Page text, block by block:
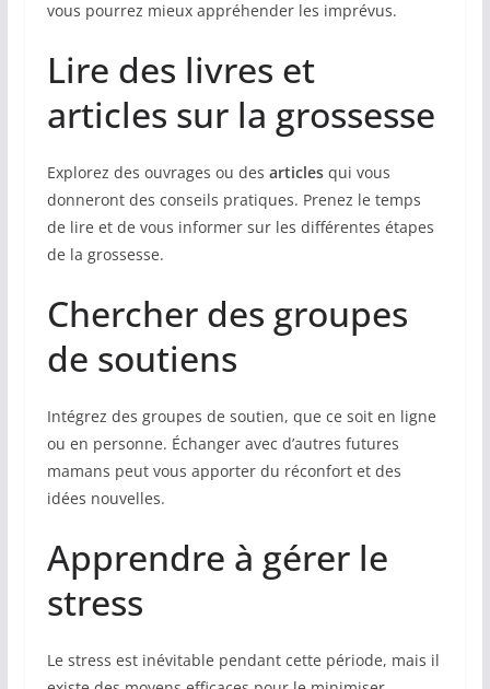
vous pourrez mieux appréhender les imprévus.
Lire des livres et
articles sur la grossesse
Explorez des ouvrages ou des articlesqui vous
donneront des conseils pratiques. Prenez le temps
de lire et de vous informer sur les différentes étapes
de la grossesse.
Chercher des groupes
de soutiens
Intégrez des groupes de soutien, que ce soit en ligne
ou en personne. Échanger avec d’autres futures
mamans peut vous apporter du réconfort et des
idées nouvelles.
Apprendre à gérer le
stress
Le stress est inévitable pendant cette période, mais il